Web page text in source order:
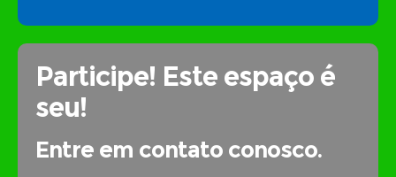
Participe! Este espaço é
seu!
Entre em contato conosco.